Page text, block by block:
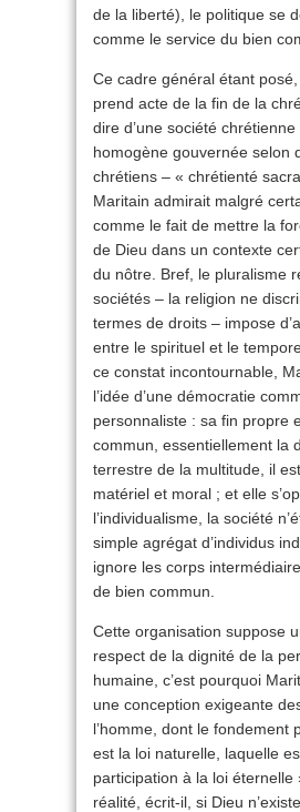
de la liberté), le politique se
comme le service du bien
Ce cadre général étant
prend acte de la fin de la
dire d’une société
homogène gouvernée selon
chrétiens – « chrétienté
Maritain admirait malgré
comme le fait de mettre la
de Dieu dans un contexte
du nôtre. Bref, le pluralisme
sociétés – la religion ne
termes de droits – impose
entre le spirituel et le
ce constat incontournable,
l’idée d’une démocratie
personnaliste : sa fin propre
commun, essentiellement la
terrestre de la multitude, il
matériel et moral ; et elle
l’individualisme, la société
simple agrégat d’individus
ignore les corps
de bien commun.
Cette organisation suppose
respect de la dignité de la
humaine, c’est pourquoi
une conception exigeante
l’homme, dont le fondement
est la loi naturelle, laquelle
participation à la loi éternelle
réalité, écrit-il, si Dieu